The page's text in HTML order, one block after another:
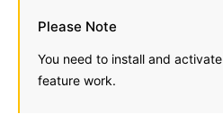
Please Note
You need to install and activate
feature work.